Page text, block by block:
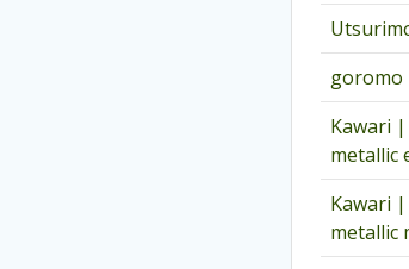
goromo
Kawari
metallic
Kawari
metallic